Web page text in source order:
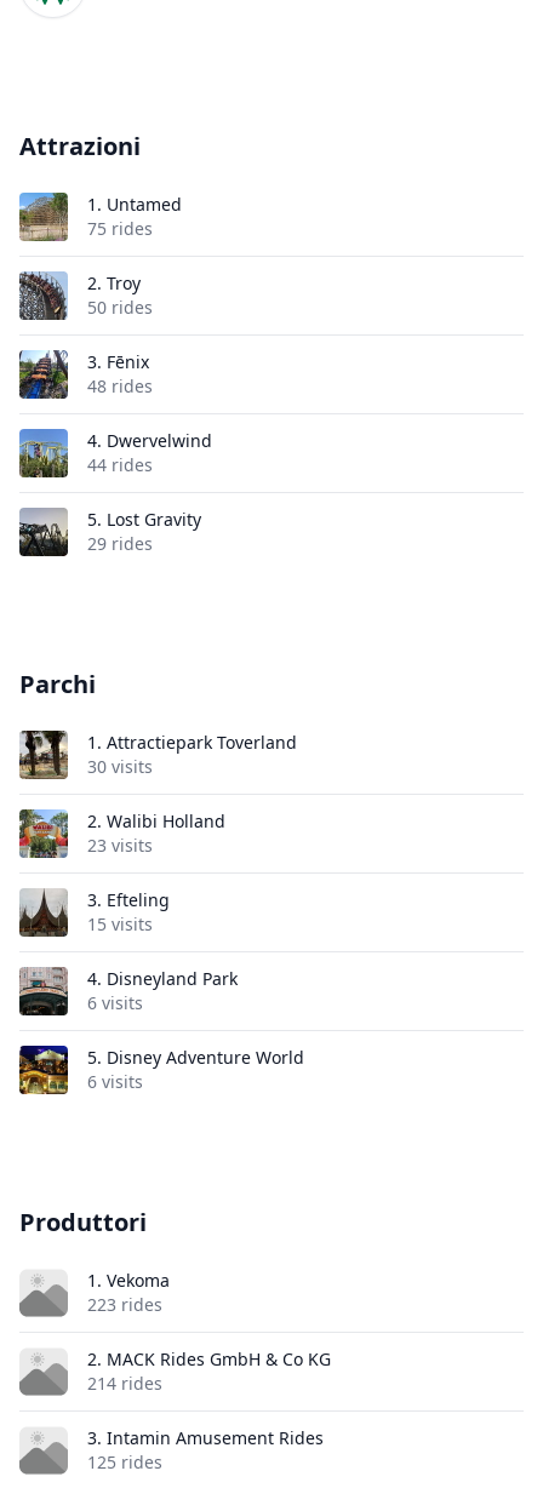
Attrazioni
1. Untamed
75 rides
2. Troy
50 rides
3. Fēnix
48 rides
4. Dwervelwind
44 rides
5. Lost Gravity
29 rides
Parchi
1. Attractiepark Toverland
30 visits
2. Walibi Holland
23 visits
3. Efteling
15 visits
4. Disneyland Park
6 visits
5. Disney Adventure World
6 visits
Produttori
1. Vekoma
223 rides
2. MACK Rides GmbH & Co KG
214 rides
3. Intamin Amusement Rides
125 rides